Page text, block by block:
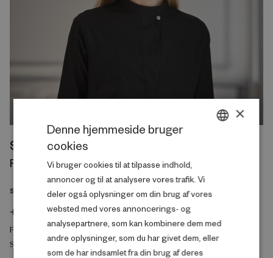
Signe Hald Andersen
Forskningschef, Intervention
sha@rfintervention.dk
+45 20 69 82 82
FAMILIE OG SOCIALE FORHOLD
SUNDHED OG TRIVSEL
×
Denne hjemmeside bruger
cookies
Vi bruger cookies til at tilpasse indhold,
annoncer og til at analysere vores trafik. Vi
deler også oplysninger om din brug af vores
websted med vores annoncerings- og
analysepartnere, som kan kombinere dem med
andre oplysninger, som du har givet dem, eller
som de har indsamlet fra din brug af deres